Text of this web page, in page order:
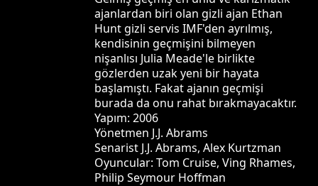
ajanlardan biri olan gizli ajan Ethan
Hunt gizli servis IMF'den ayrılmış,
kendisinin geçmişini bilmeyen
nişanlısı Julia Meade'le birlikte
gözlerden uzak yeni bir hayata
başlamıştı. Fakat ajanın geçmişi
burada da onu rahat bırakmayacaktır.
Yapım: 2006
Yönetmen J.J. Abrams
Senarist J.J. Abrams, Alex Kurtzman
Oyuncular: Tom Cruise, Ving Rhames,
Philip Seymour Hoffman